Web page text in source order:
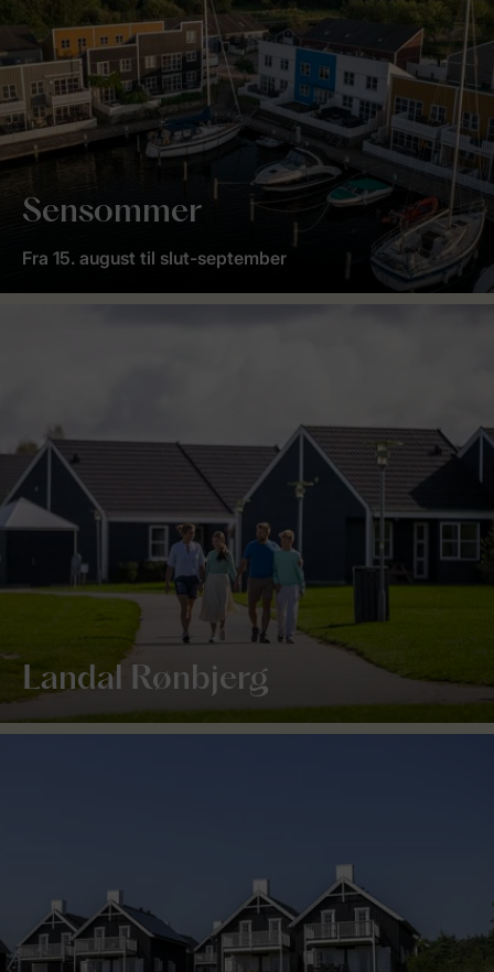
Sensommer
Fra 15. august til slut-september
Landal Rønbjerg